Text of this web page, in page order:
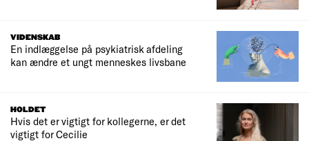
VIDENSKAB
En indlæggelse på psykiatrisk afdeling
kan ændre et ungt menneskes livsbane
HOLDET
Hvis det er vigtigt for kollegerne, er det
vigtigt for Cecilie